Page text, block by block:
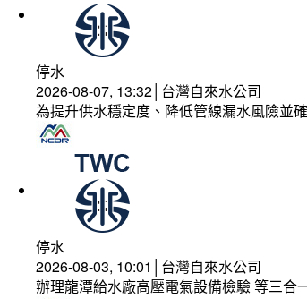
停水
2026-08-07, 13:32│台灣自來水公司
為提升供水穩定度、降低管線漏水風險並
停水
2026-08-03, 10:01│台灣自來水公司
辦理龍潭給水廠高壓電氣設備檢驗 等三合